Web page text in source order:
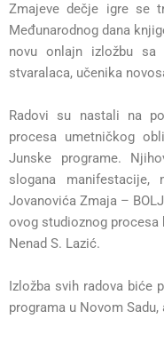
Zmajeve dečje igre se
Međunarodnog dana
novu onlajn izložbu sa
stvaralaca, učenika
Radovi su nastali na
procesa umetničkog
Junske programe.
slogana
Jovanovića Zmaja –
ovog studioznog
Nenad S. Lazić.
Izložba svih radova biće
programa u Novom